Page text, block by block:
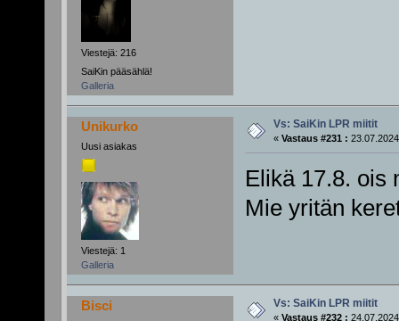
Viestejä: 216
SaiKin pääsählä!
Galleria
Unikurko
Uusi asiakas
Viestejä: 1
Galleria
Vs: SaiKin LPR miitit
« Vastaus #231 :
Elikä 17.8. ois
Mie yritän
Bisci Vs: SaiKin LPR miitit
« Vastaus #232 :